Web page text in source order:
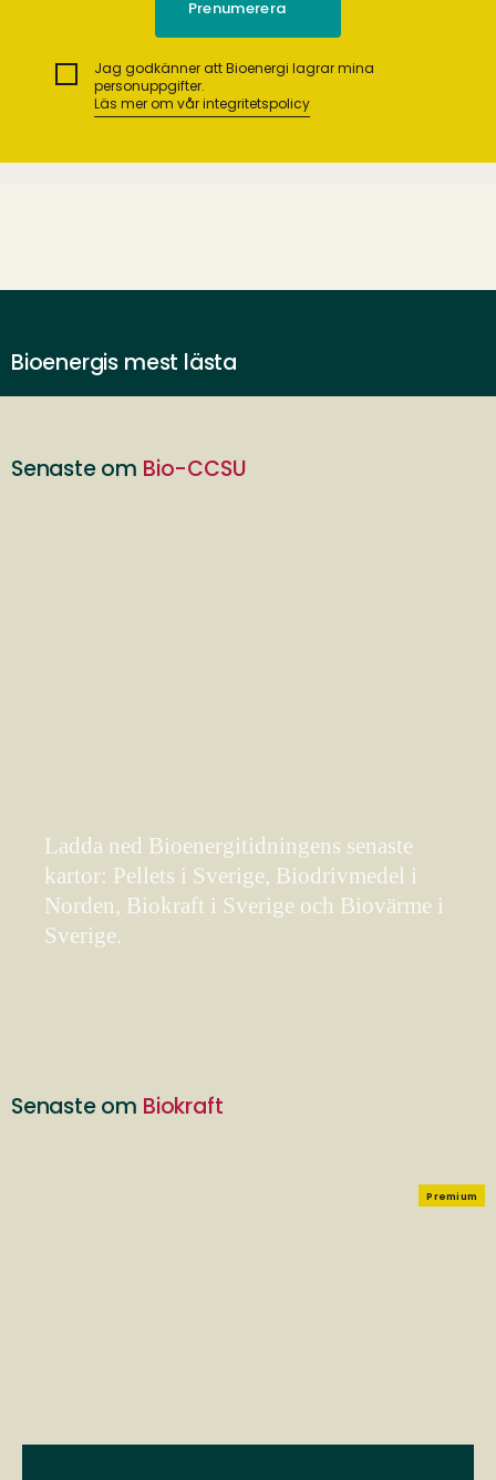
Jag godkänner att Bioenergi lagrar mina
personuppgifter.
Läs mer om vår integritetspolicy
Bioenergis mest lästa
Senaste om Bio-CCSU
Ladda ned Bioenergitidningens senaste
kartor: Pellets i Sverige, Biodrivmedel i
Norden, Biokraft i Sverige och Biovärme i
Sverige.
Senaste om Biokraft
Premium